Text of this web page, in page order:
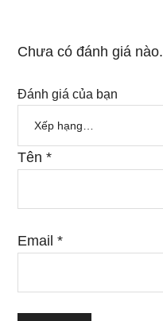
Chưa có đánh giá nào.
Đánh giá của bạn
Tên*
Email*